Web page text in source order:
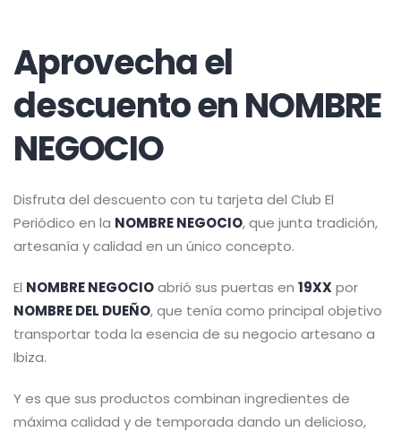
Aprovecha el
descuento en NOMBRE
NEGOCIO
Disfruta del descuento con tu tarjeta del Club El
Periódico en la NOMBRE NEGOCIO, que junta tradición,
artesanía y calidad en un único concepto.
El NOMBRE NEGOCIOabrió sus puertas en 19XX por
NOMBRE DEL DUEÑO, que tenía como principal objetivo
transportar toda la esencia de su negocio artesano a
Ibiza.
Y es que sus productos combinan ingredientes de
máxima calidad y de temporada dando un delicioso,